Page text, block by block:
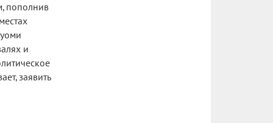
пополнив
и
заявить